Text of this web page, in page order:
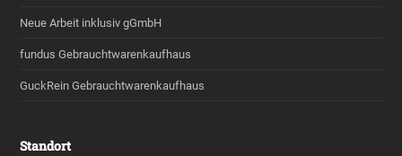
Neue Arbeit inklusiv gGmbH
fundus Gebrauchtwarenkaufhaus
GuckRein Gebrauchtwarenkaufhaus
Standort